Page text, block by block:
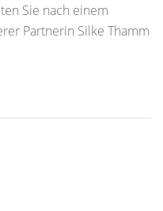
Sie nach einem
Partnerin Silke Thamm